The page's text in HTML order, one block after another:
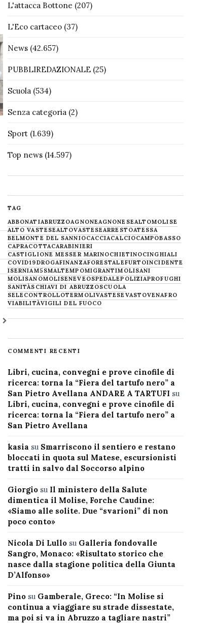
L'attacca Bottone (207)
L'Eco cartaceo(37)
News(42.657)
PUBBLIREDAZIONALE(25)
Scuola(534)
Senza categoria(2)
Sport(1.639)
Top news(14.597)
TAG
ABBONATIABRUZZOAGNONEAGNONESEALTOMOLISE
ALTO VASTESEALTOVASTESEARRESTOATESSA
BELMONTE DEL SANNIOCACCIACALCIOCAMPOBASSO
CAPRACOTTACARABINIERI
CASTIGLIONE MESSER MARINOCHIETINOCINGHIALI
COVID19DROGAFINANZAFORESTALEFURTOINCIDENTE
ISERNIAM5SMALTEMPOMIGRANTIMOLISANI
MOLISANOMOLISENEVE OSPEDALEPOLIZIAPROFUGHI
SANITÀSCHIAVI DI ABRUZZOSCUOLA
SELECONTROLLOTERMOLIVASTESE VASTOVENAFRO
VIABILITÀVIGILI DEL FUOCO
COMMENTI RECENTI
Libri, cucina, convegni e prove cinofile di
ricerca: torna la “Fiera del tartufo nero” a
San Pietro Avellana ANDARE A TARTUFI su
Libri, cucina, convegni e prove cinofile di
ricerca: torna la “Fiera del tartufo nero” a
San Pietro Avellana
kasia su Smarriscono il sentiero e restano
bloccati in quota sul Matese, escursionisti
tratti in salvo dal Soccorso alpino
Giorgiosu Il ministero della Salute
dimentica il Molise, Forche Caudine:
«Siamo alle solite. Due “svarioni” di non
poco conto»
Nicola Di Lullosu Galleria fondovalle
Sangro, Monaco: «Risultato storico che
nasce dalla stagione politica della Giunta
D’Alfonso»
Pinosu Gamberale, Greco: “In Molise si
continua a viaggiare su strade dissestate,
ma poi si va in Abruzzo a tagliare nastri”